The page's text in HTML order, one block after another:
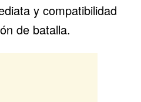
y compatibilidad
de batalla.